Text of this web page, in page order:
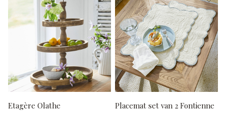
Etagère Olathe Placemat set van 2 Fontienne